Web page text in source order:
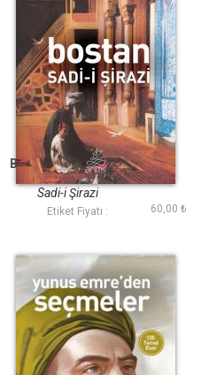
Bostan (Antik Dünya
Klasikleri)
Sadi-i Şirazi
Etiket Fiyatı : 60,00 ₺